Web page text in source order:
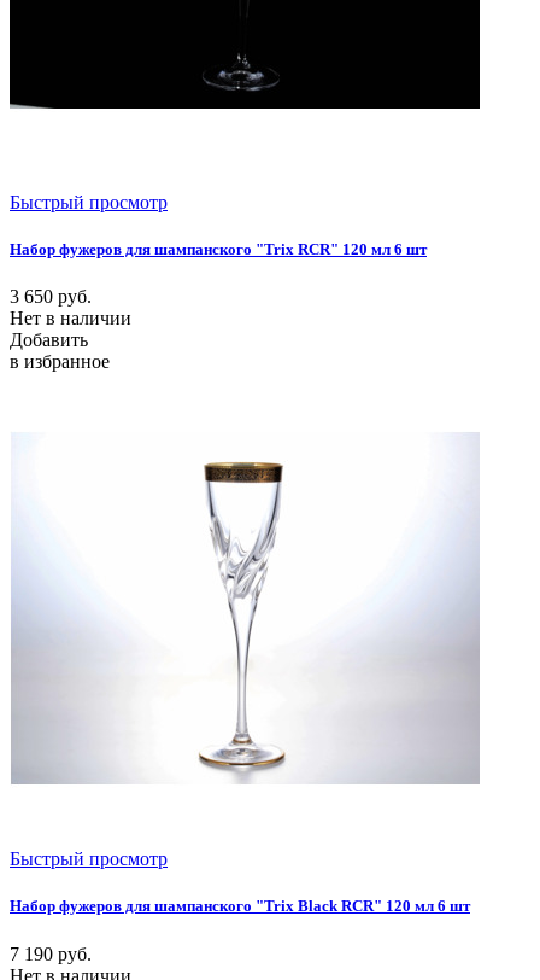
Быстрый просмотр
Набор фужеров для шампанского "Trix RCR" 120 мл 6 шт
3 650 руб.
Нет в наличии
Добавить
в избранное
Быстрый просмотр
Набор фужеров для шампанского "Trix Black RCR" 120 мл 6 шт
7 190 руб.
Нет в наличии